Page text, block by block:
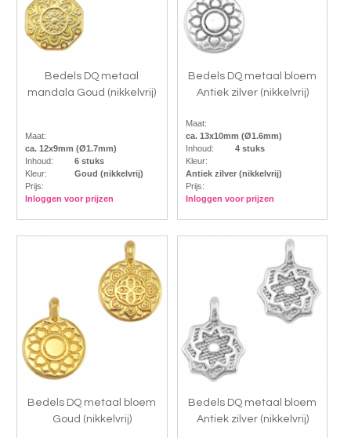
Bedels DQ metaal
mandala Goud (nikkelvrij)
Maat:
ca. 12x9mm (Ø1.7mm)
Inhoud:
6 stuks
Kleur:
Goud (nikkelvrij)
Prijs:
Inloggen voor prijzen
Bedels DQ metaal bloem
Antiek zilver (nikkelvrij)
Maat:
ca. 13x10mm (Ø1.6mm)
Inhoud:
4 stuks
Kleur:
Antiek zilver (nikkelvrij)
Prijs:
Inloggen voor prijzen
Bedels DQ metaal bloem
Goud (nikkelvrij)
Bedels DQ metaal bloem
Antiek zilver (nikkelvrij)